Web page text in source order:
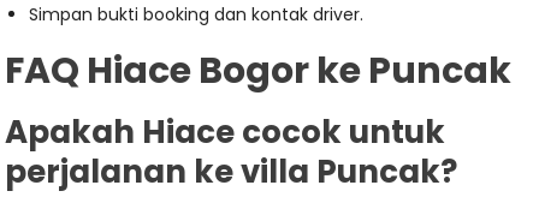
Simpan bukti booking dan kontak driver.
FAQ Hiace Bogor ke Puncak
Apakah Hiace cocok untuk
perjalanan ke villa Puncak?